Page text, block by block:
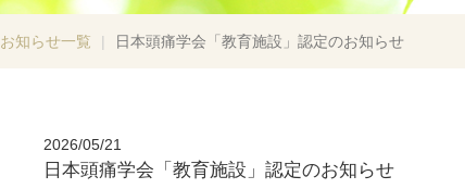
お知らせ一覧 日本頭痛学会「教育施設」認定のお知らせ
2026/05/21
日本頭痛学会「教育施設」認定のお知らせ